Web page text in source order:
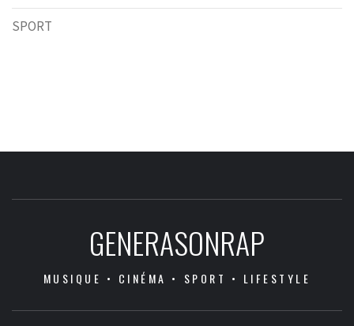
SPORT
GENERASONRAP
MUSIQUE • CINÉMA • SPORT • LIFESTYLE